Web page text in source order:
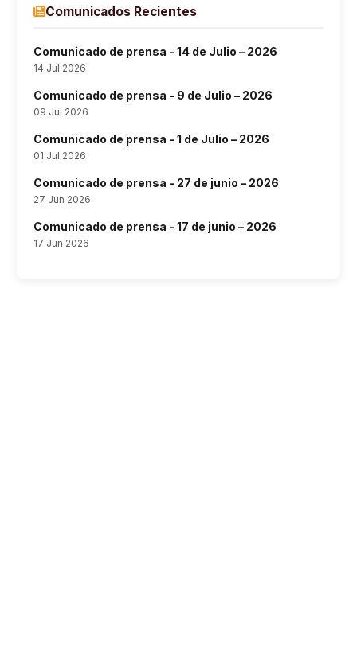
Comunicados Recientes
Comunicado de prensa - 14 de Julio – 2026
14 Jul 2026
Comunicado de prensa - 9 de Julio – 2026
09 Jul 2026
Comunicado de prensa - 1 de Julio – 2026
01 Jul 2026
Comunicado de prensa - 27 de junio – 2026
27 Jun 2026
Comunicado de prensa - 17 de junio – 2026
17 Jun 2026